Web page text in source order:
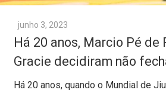
junho 3, 2023
Há 20 anos, Marcio Pé de
Gracie decidiram não
Há 20 anos, quando o Mundial de